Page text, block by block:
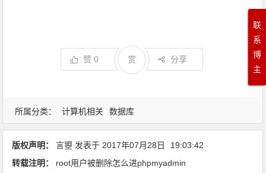
赞0 分享
赏
所属分类： 计算机相关 数据库
版权声明： 言曌 发表于2017年07月28日
19:03:42
转载注明：
root用户被删除怎么进phpmyadmin
联
系
博
主